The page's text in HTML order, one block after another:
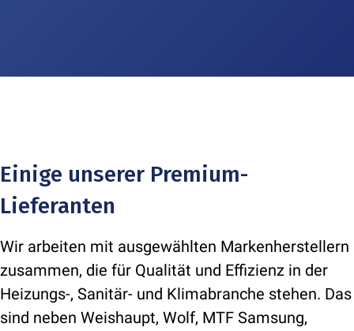
Einige unserer Premium-
Lieferanten
Wir arbeiten mit ausgewählten Markenherstellern
zusammen, die für Qualität und Effizienz in der
Heizungs-, Sanitär- und Klimabranche stehen. Das
sind neben Weishaupt, Wolf, MTF Samsung,